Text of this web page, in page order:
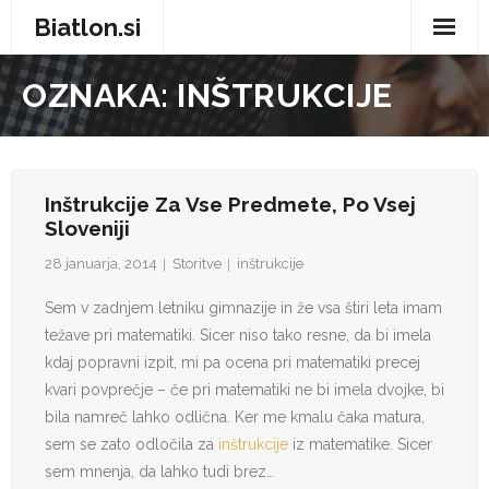
Biatlon.si
Domov
Zdravje in nega
Trgovina
Zabava in prosti čas
Avtomobilizem
OZNAKA:INŠTRUKCIJE
Inštrukcije Za Vse Predmete, Po Vsej
Sloveniji
28 januarja, 2014 Storitve inštrukcije
Sem v zadnjem letniku gimnazije in že vsa štiri leta imam
težave pri matematiki. Sicer niso tako resne, da bi imela
kdaj popravni izpit, mi pa ocena pri matematiki precej
kvari povprečje – če pri matematiki ne bi imela dvojke, bi
bila namreč lahko odlična. Ker me kmalu čaka matura,
sem se zato odločila za inštrukcije iz matematike. Sicer
sem mnenja, da lahko tudi brez…